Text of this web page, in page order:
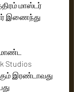
மாஸ்டர்
இணைந்து
Studios
இரண்டாவது